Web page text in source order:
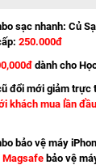
sạc nhanh: Củ
250.000đ
dành cho
đổi mới giảm trực
khách mua lần đầu
bảo vệ máy
Magsafe bảo vệ